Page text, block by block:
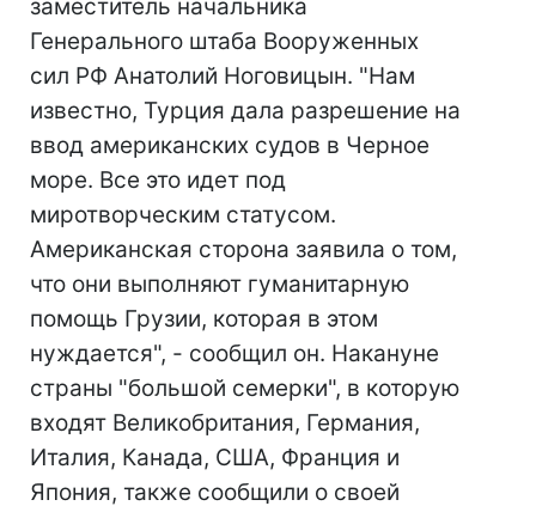
заместитель начальника
Генерального штаба Вооруженных
сил РФ Анатолий Ноговицын. "Нам
известно, Турция дала разрешение на
ввод американских судов в Черное
море. Все это идет под
миротворческим статусом.
Американская сторона заявила о том,
что они выполняют гуманитарную
помощь Грузии, которая в этом
нуждается", - сообщил он. Накануне
страны "большой семерки", в которую
входят Великобритания, Германия,
Италия, Канада, США, Франция и
Япония, также сообщили о своей